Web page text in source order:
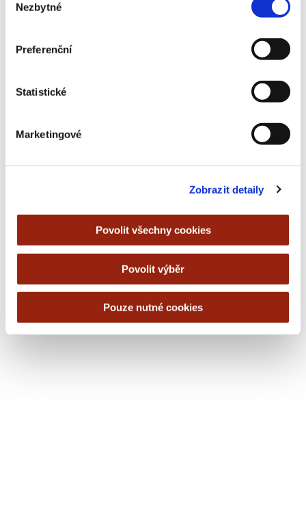
souhlasu
Nezbytné
Preferenční
Statistické
Marketingové
Zobrazit detaily
Povolit všechny cookies
Povolit výběr
Pouze nutné cookies